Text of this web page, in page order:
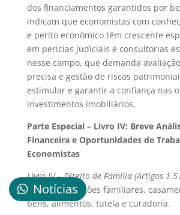
dos financiamentos garantidos por
indicam que economistas com
e perito econômico têm crescente
em perícias judiciais e consultorias
nesse campo, que demanda
precisa e gestão de riscos
estimular e garantir a confiança nas
investimentos imobiliários.
Parte Especial – Livro IV: Breve
Financeira e Oportunidades de
Economistas
Livro IV – Direito de Família (Artigos
Trata das relações familiares,
bens, alimentos, tutela e curadoria.
Notícias